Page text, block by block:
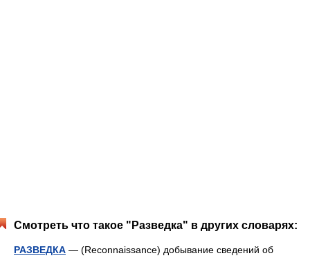
Смотреть что такое "Разведка" в других словарях:
РАЗВЕДКА — (Reconnaissance) добывание сведений об